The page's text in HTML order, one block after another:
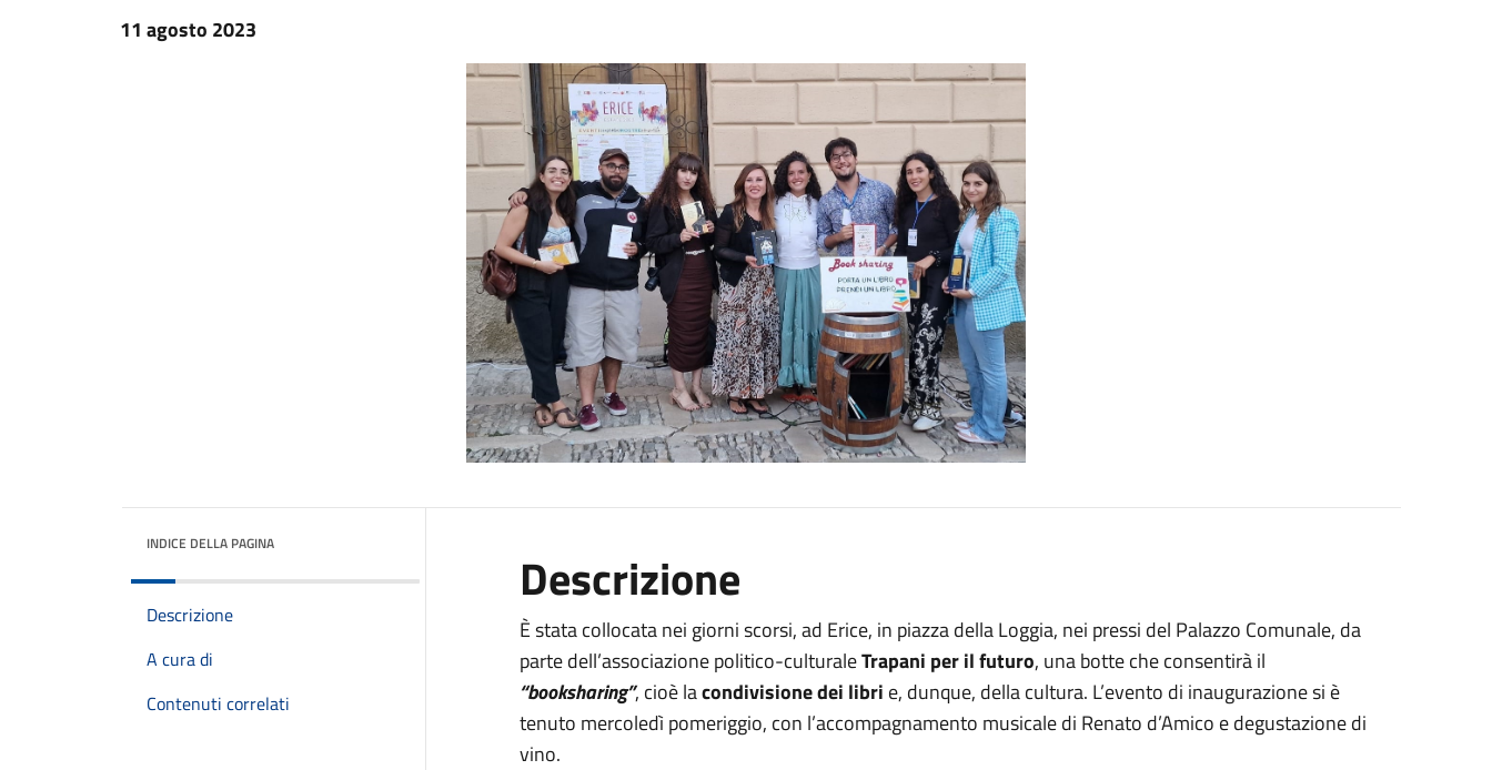
11 agosto 2023
INDICE DELLA PAGINA
Descrizione
A cura di
Contenuti correlati
Descrizione
È stata collocata nei giorni scorsi, ad Erice, in piazza della Loggia, nei pressi del Palazzo Comunale, da
parte dell’associazione politico-culturaleTrapani per il futuro, una botte che consentirà il
“booksharing”, cioè lacondivisione dei libri e, dunque, della cultura. L’evento di inaugurazione si è
tenuto mercoledì pomeriggio, con l’accompagnamento musicale di Renato d’Amico e degustazione di
vino.